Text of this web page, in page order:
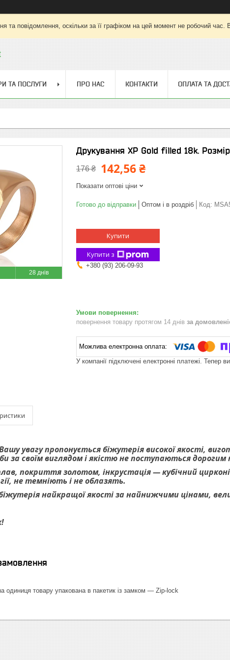
та повідомлення, оскільки за її графіком на цей момент не робочий
ТА ПОСЛУГИ ПРО НАС КОНТАКТИ ОПЛАТА ТА
28 днів
Друкування ХР Gold filled 18k.
176 ₴ 142,56 ₴
Показати оптові ціни
Готово до відправки Оптом і в роздріб Код:
Купити
Купити з
+380 (93) 206-09-93
повернення товару протягом 14 днів за
У компанії підключені електронні платежі. Тепер
увагу пропонується біжутерія високої якості,
за своїм виглядом і якістю не поступаються
покриття золотом, інкрустація — кубічний
не темніють і не облазять.
найкращої якості за найнижчими цінами,
одиниця товару упакована в пакетик із замком — Zip-lock